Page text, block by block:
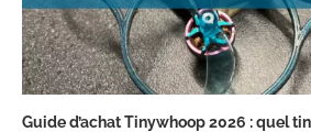
Guide d’achat Tinywhoop 2026 : quel